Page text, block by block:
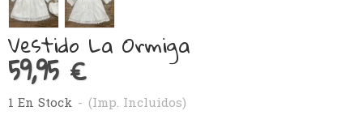
Vestido La Ormiga
59,95 €
1 En Stock - (Imp. Incluidos)